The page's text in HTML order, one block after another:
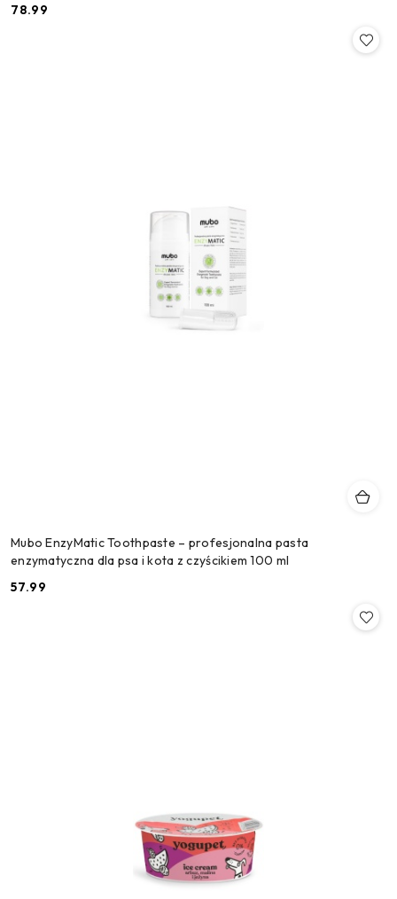
Cena:
78.99
Mubo EnzyMatic Toothpaste – profesjonalna pasta
enzymatyczna dla psa i kota z czyścikiem 100 ml
Cena:
57.99